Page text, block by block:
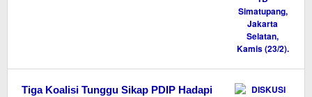
Tiga Koalisi Tunggu Sikap PDIP Hadapi